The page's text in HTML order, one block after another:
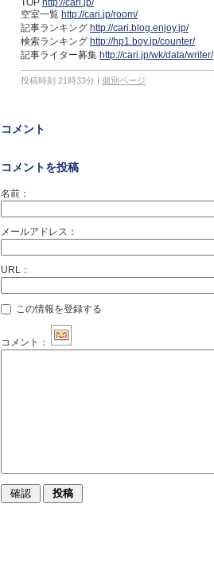
TOP http://cari.jp/
空室一覧 http://cari.jp/room/
記事ランキング http://cari.blog.enjoy.jp/
検索ランキング http://hp1.boy.jp/counter/
記事ライター募集 http://cari.jp/wk/data/writer/
投稿時刻 21時33分 個別ページ
コメント
コメントを投稿
名前：
メールアドレス：
URL：
この情報を登録する
コメント：